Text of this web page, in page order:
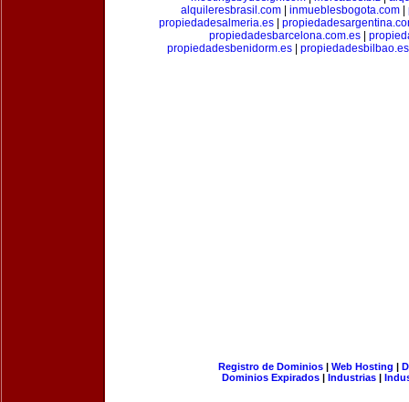
alquileresbrasil.com| inmueblesbogota.com|
propiedadesalmeria.es
propiedadesbarcelona.com.es|
propiedadesbenidorm.es
propiedadesbilbao.es
Registro de Dominios| Web Hosting |
Dominios Expirados | Industrias |